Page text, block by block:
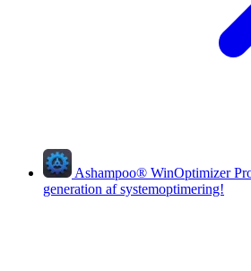
Ashampoo® WinOptimizer
generation af systemoptimering!